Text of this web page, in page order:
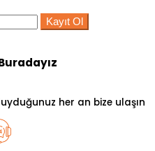
Kayıt Ol
her an bize ulaşın